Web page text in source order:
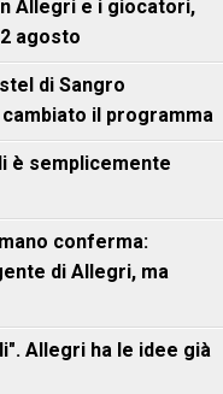
Allegri e i giocatori,
agosto
di Sangro
il programma
è semplicemente
conferma:
di Allegri, ma
Allegri ha le idee già